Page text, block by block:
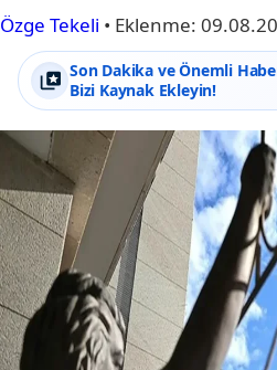
Özge Tekeli • Eklenme:
Son Dakika ve Önemli
Bizi Kaynak Ekleyin!